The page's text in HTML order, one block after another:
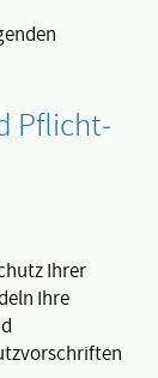
Pflicht­
Ihrer
Ihre